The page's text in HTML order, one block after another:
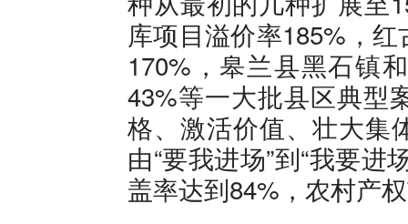
库项目溢价率185%，
170%，皋兰县黑石镇
43%等一大批县区典型
格、激活价值、壮大集
由“要我进场”到“我要
盖率达到84%，农村产